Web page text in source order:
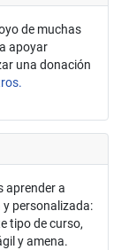
de muchas
apoyar
una donación
aprender a
personalizada:
tipo de curso,
y amena.